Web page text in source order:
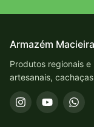
Armazém Macieira
Produtos regionais e
artesanais,